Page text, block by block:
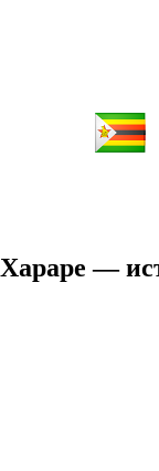
Хараре —